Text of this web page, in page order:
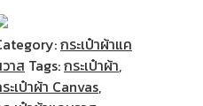
กระเป๋าผ้าแค
าส Tags:กระเป๋าผ้า,
ะเป๋าผ้า Canvas,